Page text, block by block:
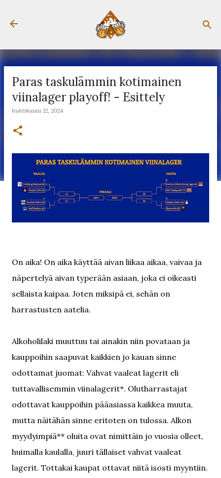
Siirry pääsisältöön
Paras taskulämmin kotimainen
viinalager playoff! - Esittely
huhtikuuta 12, 2024
On aika! On aika käyttää aivan liikaa aikaa, vaivaa ja
näpertelyä aivan typerään asiaan, joka ei oikeasti
sellaista kaipaa. Joten miksipä ei, sehän on
harrastusten aatelia.
Alkoholilaki muuttuu tai ainakin niin povataan ja
kauppoihin saapuvat kaikkien jo kauan sinne
odottamat juomat: Vahvat vaaleat lagerit eli
tuttavallisemmin viinalagerit*. Olutharrastajat
odottavat kauppoihin pääasiassa kaikkea muuta,
mutta näitähän sinne eritoten on tulossa. Alkon
myydyimpiä** oluita ovat nimittäin jo vuosia olleet,
huimalla kaulalla, juuri tällaiset vahvat vaaleat
lagerit. Tottakai kaupat ottavat niitä isosti myyntiin.